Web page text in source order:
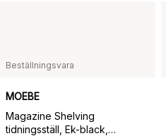
Beställningsvara
MOEBE
Magazine Shelving
tidningsställ, Ek-black,